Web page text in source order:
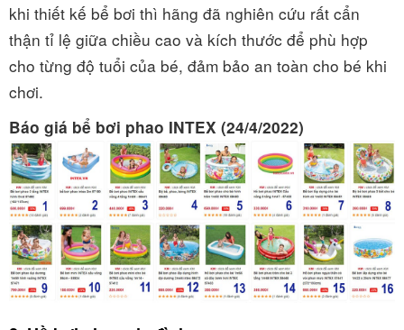
khi thiết kế bể bơi thì hãng đã nghiên cứu rất cẩn
thận tỉ lệ giữa chiều cao và kích thước để phù hợp
cho từng độ tuổi của bé, đảm bảo an toàn cho bé khi
chơi.
Báo giá bể bơi phao INTEX (24/4/2022)